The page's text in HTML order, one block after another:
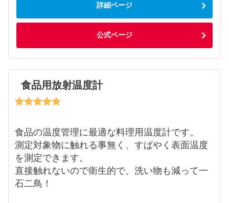
詳細ページ
公式ページ
食品用放射温度計
食品の温度管理に最適な料理用温度計です。
測定対象物に触れる事無く、すばやく表面温度
を測定できます。
直接触れないので衛生的で、洗い物も減って一
石二鳥！